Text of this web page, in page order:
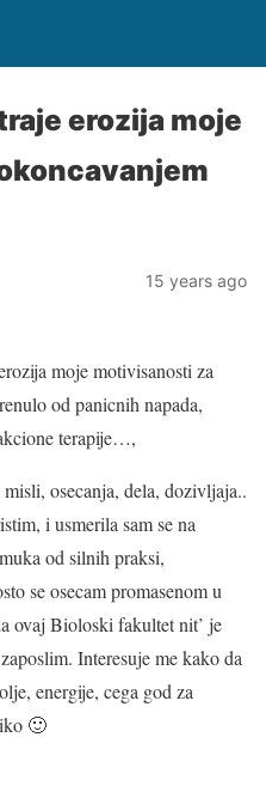
erozija moje
15 years ago
moje motivisanosti za
od panicnih napada,
terapije…,
osecanja, dela, dozivljaja..
i usmerila sam se na
od silnih praksi,
se osecam promasenom u
ovaj Bioloski fakultet nit’ je
Interesuje me kako da
energije, cega god za
🙂